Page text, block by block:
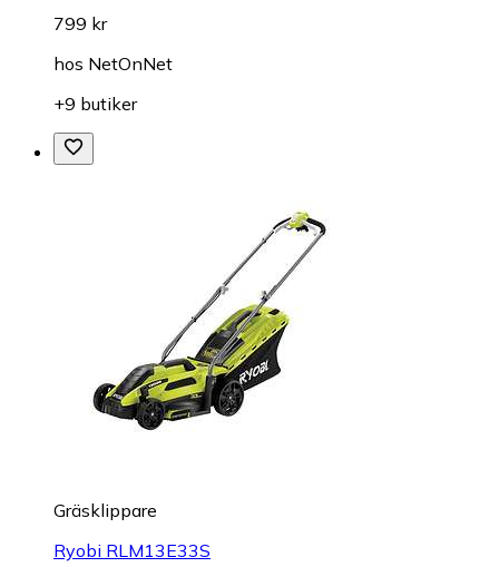
799 kr
hos NetOnNet
+9 butiker
Gräsklippare
Ryobi RLM13E33S